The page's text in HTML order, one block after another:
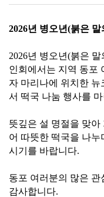
2026년 병오년(붉은
2026년 병오년(붉은
인회에서는 지역 동포
자 마리나에 위치한 뉴
서 떡국 나눔 행사를
뜻깊은 설 명절을 맞아
어 따뜻한 떡국을 나누
시기를 바랍니다.
동포 여러분의 많은
감사합니다.